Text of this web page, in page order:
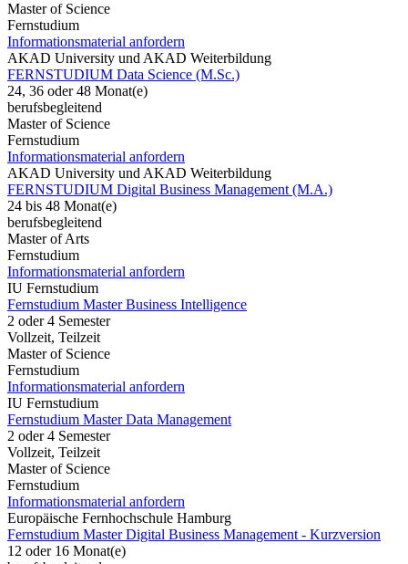
Master of Science
Fernstudium
Informationsmaterial anfordern
AKAD University und AKAD Weiterbildung
FERNSTUDIUM Data Science (M.Sc.)
24, 36 oder 48 Monat(e)
berufsbegleitend
Master of Science
Fernstudium
Informationsmaterial anfordern
AKAD University und AKAD Weiterbildung
FERNSTUDIUM Digital Business Management (M.A.)
24 bis 48 Monat(e)
berufsbegleitend
Master of Arts
Fernstudium
Informationsmaterial anfordern
IU Fernstudium
Fernstudium Master Business Intelligence
2 oder 4 Semester
Vollzeit, Teilzeit
Master of Science
Fernstudium
Informationsmaterial anfordern
IU Fernstudium
Fernstudium Master Data Management
2 oder 4 Semester
Vollzeit, Teilzeit
Master of Science
Fernstudium
Informationsmaterial anfordern
Europäische Fernhochschule Hamburg
Fernstudium Master Digital Business Management - Kurzversion
12 oder 16 Monat(e)